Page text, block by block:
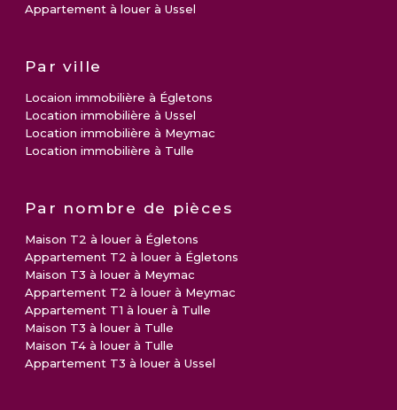
Appartement à louer à Ussel
Par ville
Locaion immobilière à Égletons
Location immobilière à Ussel
Location immobilière à Meymac
Location immobilière à Tulle
Par nombre de pièces
Maison T2 à louer à Égletons
Appartement T2 à louer à Égletons
Maison T3 à louer à Meymac
Appartement T2 à louer à Meymac
Appartement T1 à louer à Tulle
Maison T3 à louer à Tulle
Maison T4 à louer à Tulle
Appartement T3 à louer à Ussel